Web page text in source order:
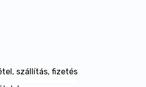
szállítás, fizetés